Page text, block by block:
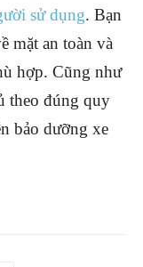
sử dụng. Bạn
mặt an toàn và
hợp. Cũng như
theo đúng quy
bảo dưỡng xe